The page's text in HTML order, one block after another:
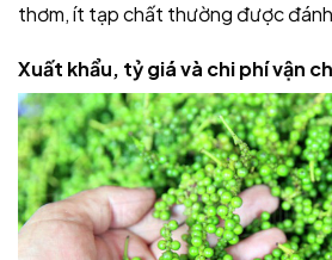
thơm, ít tạp chất thường được
Xuất khẩu, tỷ giá và chi phí vận